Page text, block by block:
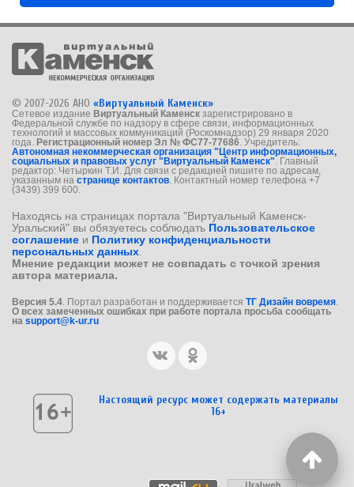
© 2007-2026 АНО «Виртуальный Каменск»
Сетевое издание Виртуальный Каменск зарегистрировано в
Федеральной службе по надзору в сфере связи, информационных
технологий и массовых коммуникаций (Роскомнадзор) 29 января 2020
года. Регистрационный номер Эл № ФС77-77686. Учредитель:
Автономная некоммерческая организация "Центр информационных,
социальных и правовых услуг "Виртуальный Каменск". Главный
редактор: Четыркин Т.И. Для связи с редакцией пишите по адресам,
указанным на странице контактов. Контактный номер телефона +7
(3439) 399 600.
Находясь на страницах портала "Виртуальный Каменск-
Уральский" вы обязуетесь соблюдать Пользовательское
соглашение и Политику конфиденциальности
персональных данных
Мнение редакции может не совпадать с точкой зрения
автора материала.
Версия 5.4. Портал разработан и поддерживается ТГ Дизайн вовремя.
О всех замеченных ошибках при работе портала просьба сообщать
на support@k-ur.ru
Настоящий ресурс может содержать материалы
16+